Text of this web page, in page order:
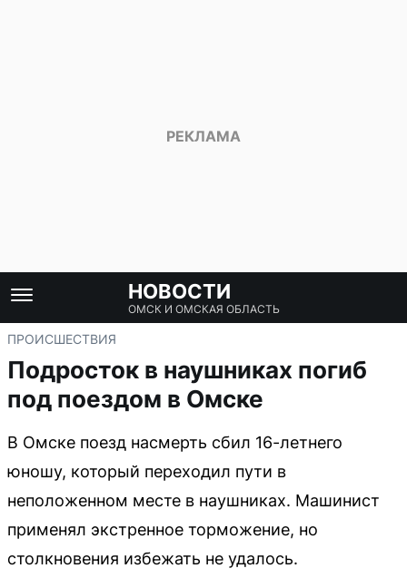
НОВОСТИ
ОМСК И ОМСКАЯ ОБЛАСТЬ
ПРОИСШЕСТВИЯ
Подросток в наушниках погиб
под поездом в Омске
В Омске поезд насмерть сбил 16-летнего
юношу, который переходил пути в
неположенном месте в наушниках. Машинист
применял экстренное торможение, но
столкновения избежать не удалось.